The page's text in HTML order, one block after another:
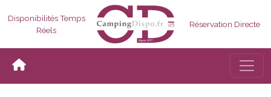
Disponibilités Temps
Réels
Réservation Directe